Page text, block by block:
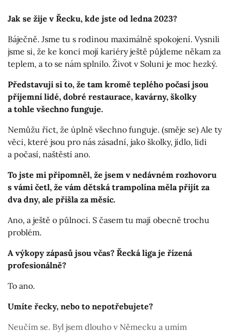
Jak se žije v Řecku, kde jste od ledna 2023?
Báječně. Jsme tu s rodinou maximálně spokojení. Vysnili
jsme si, že ke konci mojí kariéry ještě půjdeme někam za
teplem, a to se nám splnilo. Život v Soluni je moc hezký.
Představuji si to, že tam kromě teplého počasí jsou
příjemní lidé, dobré restaurace, kavárny, školky
a tohle všechno funguje.
Nemůžu říct, že úplně všechno funguje. (směje se) Ale ty
věci, které jsou pro nás zásadní, jako školky, jídlo, lidi
a počasí, naštěstí ano.
To jste mi připomněl, že jsem v nedávném rozhovoru
s vámi četl, že vám dětská trampolína měla přijít za
dva dny, ale přišla za měsíc.
Ano, a ještě o půlnoci. S časem tu mají obecně trochu
problém.
A výkopy zápasů jsou včas? Řecká liga je řízená
profesionálně?
To ano.
Umíte řecky, nebo to nepotřebujete?
Neučím se. Byl jsem dlouho v Německu a umím